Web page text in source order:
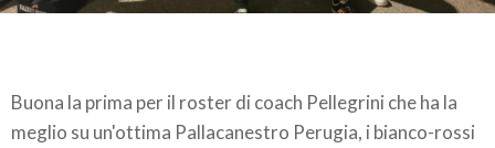
Buona la prima per il roster di coach Pellegrini che ha la
meglio su un'ottima Pallacanestro Perugia, i bianco-rossi